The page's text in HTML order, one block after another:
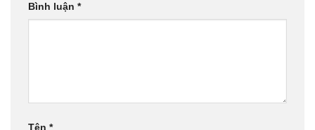
Bình luận *
Tên *